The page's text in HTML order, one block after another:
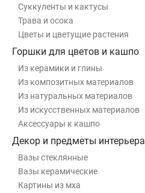
Суккуленты и кактусы
Трава и осока
Цветы и цветущие растения
Горшки для цветов и кашпо
Из керамики и глины
Из композитных материалов
Из натуральных материалов
Из искусственных материалов
Аксессуары к кашпо
Декор и предметы интерьера
Вазы стеклянные
Вазы керамические
Картины из мха